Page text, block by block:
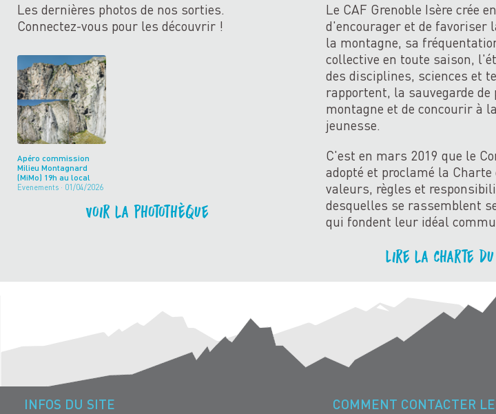
Les dernières photos de nos sorties.
Connectez-vous pour les découvrir !
Apéro commission
Milieu Montagnard
(MiMo) 19h au local
Evenements · 01/04/2026
Voir la photothèque
Le CAF Grenoble Isère crée
d'encourager et de favoriser
la montagne, sa
collective en toute saison,
des disciplines, sciences et
rapportent, la sauvegarde de
montagne et de concourir à
jeunesse.
C'est en mars 2019 que le
adopté et proclamé la
valeurs, règles et
desquelles se rassemblent
qui fondent leur idéal
Lire la charte
INFOS DU SITE COMMENT CONTACTER